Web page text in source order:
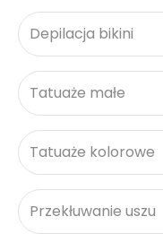
Depilacja bikini
Tatuaże małe
Tatuaże kolorowe
Przekłuwanie uszu